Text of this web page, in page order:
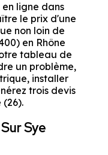
ligne dans
le prix d'une
non loin de
en Rhône
tableau de
un problème,
installer
trois devis
Sye